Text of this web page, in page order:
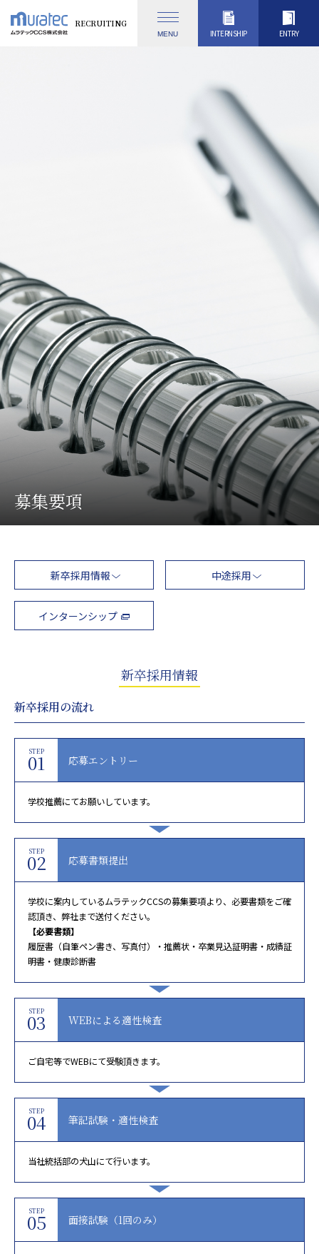
RECRUITING
MENU INTERNSHIP ENTRY
募集要項
新卒採用情報 中途採用
インターンシップ
新卒採用情報
新卒採用の流れ
STEP
01 応募エントリー
学校推薦にてお願いしています。
STEP
02 応募書類提出
学校に案内しているムラテックCCSの募集要項より、必要書類をご確
認頂き、弊社まで送付ください。
【必要書類】
履歴書（自筆ペン書き、写真付）・推薦状・卒業見込証明書・成績証
明書・健康診断書
STEP
03 WEBによる適性検査
ご自宅等でWEBにて受験頂きます。
STEP
04 筆記試験・適性検査
当社統括部の犬山にて行います。
STEP
05 面接試験（1回のみ）
ムラテックCCS×村田機械 社員座談会
制度・取り組みを知る
教育研修制度/キャリアステップ
福利厚生制度
ダイバーシティ・エクイティ・インクルージョン
CCSのマネー事情
採用を知る
採用FAQ